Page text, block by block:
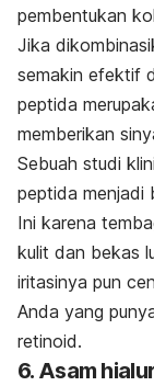
pembentukan
Jika
semakin efektif
peptida
memberikan
Sebuah studi
peptida menjadi
Ini karena
kulit dan bekas
iritasinya pun
Anda yang
retinoid.
6. Asam